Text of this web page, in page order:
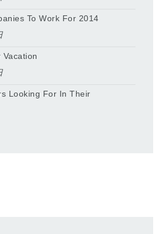
To Work For 2014
Vacation
Looking For In Their